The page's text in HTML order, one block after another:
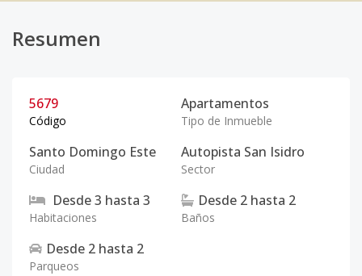
Resumen
5679
Código
Apartamentos
Tipo de Inmueble
Santo Domingo Este
Ciudad
Autopista San Isidro
Sector
Desde3 hasta 3
Habitaciones
Desde 2 hasta 2
Baños
Desde 2 hasta 2
Parqueos